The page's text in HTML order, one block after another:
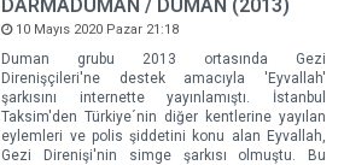
DARMADUMAN / DUMAN (2013)
10 Mayıs 2020 Pazar 21:18
Duman grubu 2013 ortasında Gezi
Direnişçileri'ne destek amacıyla 'Eyvallah'
şarkısını internette yayınlamıştı. İstanbul
Taksim'den Türkiye´nin diğer kentlerine yayılan
eylemleri ve polis şiddetini konu alan Eyvallah,
Gezi Direnişi'nin simge şarkısı olmuştu. Bu